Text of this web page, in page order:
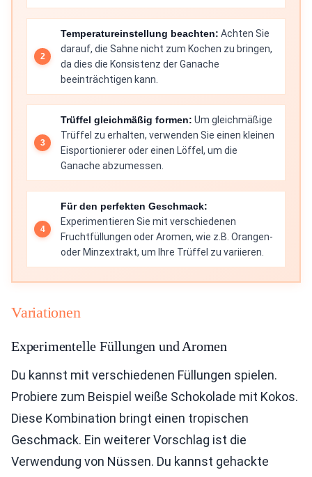
Temperatureinstellung beachten: Achten Sie
darauf, die Sahne nicht zum Kochen zu bringen,
da dies die Konsistenz der Ganache
beeinträchtigen kann.
Trüffel gleichmäßig formen: Um gleichmäßige
Trüffel zu erhalten, verwenden Sie einen kleinen
Eisportionierer oder einen Löffel, um die
Ganache abzumessen.
Für den perfekten Geschmack:
Experimentieren Sie mit verschiedenen
Fruchtfüllungen oder Aromen, wie z.B. Orangen-
oder Minzextrakt, um Ihre Trüffel zu variieren.
Variationen
Experimentelle Füllungen und Aromen
Du kannst mit verschiedenen Füllungen spielen.
Probiere zum Beispiel weiße Schokolade mit Kokos.
Diese Kombination bringt einen tropischen
Geschmack. Ein weiterer Vorschlag ist die
Verwendung von Nüssen. Du kannst gehackte